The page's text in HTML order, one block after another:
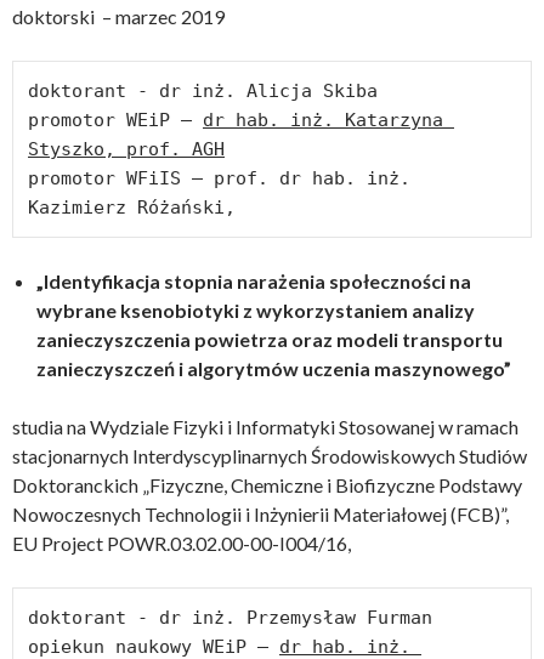
doktorski – marzec 2019
doktorant - dr inż. Alicja Skiba
promotor WEiP – dr hab. inż. Katarzyna
Styszko, prof. AGH
promotor WFiIS – prof. dr hab. inż.
Kazimierz Różański,
„Identyfikacja stopnia narażenia społeczności na
wybrane ksenobiotyki z wykorzystaniem analizy
zanieczyszczenia powietrza oraz modeli transportu
zanieczyszczeń i algorytmów uczenia maszynowego”
studia na Wydziale Fizyki i Informatyki Stosowanej w ramach
stacjonarnych Interdyscyplinarnych Środowiskowych Studiów
Doktoranckich „Fizyczne, Chemiczne i Biofizyczne Podstawy
Nowoczesnych Technologii i Inżynierii Materiałowej (FCB)”,
EU Project POWR.03.02.00-00-I004/16,
doktorant - dr inż. Przemysław Furman
opiekun naukowy WEiP – dr hab. inż.